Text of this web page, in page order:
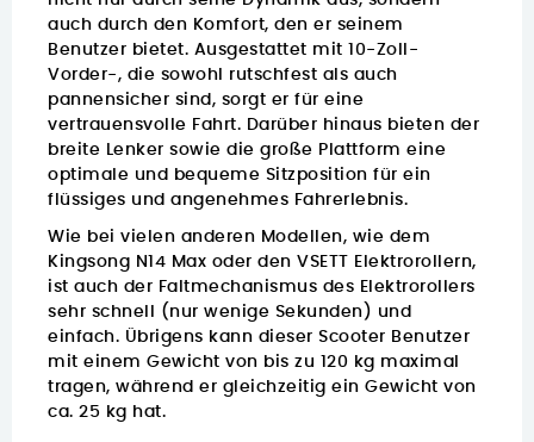
auch durch den Komfort, den er seinem
Benutzer bietet. Ausgestattet mit 10-Zoll-
Vorder-, die sowohl rutschfest als auch
pannensicher sind, sorgt er für eine
vertrauensvolle Fahrt. Darüber hinaus bieten der
breite Lenker sowie die große Plattform eine
optimale und bequeme Sitzposition für ein
flüssiges und angenehmes Fahrerlebnis.
Wie bei vielen anderen Modellen, wie dem
Kingsong N14 Max oder den VSETT Elektrorollern,
ist auch der Faltmechanismus des Elektrorollers
sehr schnell (nur wenige Sekunden) und
einfach. Übrigens kann dieser Scooter Benutzer
mit einem Gewicht von bis zu 120 kg maximal
tragen, während er gleichzeitig ein Gewicht von
ca. 25 kg hat.